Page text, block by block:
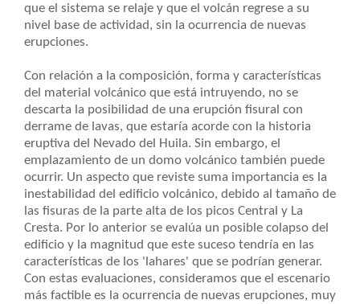
que el sistema se relaje y que el volcán regrese a su
nivel base de actividad, sin la ocurrencia de nuevas
erupciones.
Con relación a la composición, forma y características
del material volcánico que está intruyendo, no se
descarta la posibilidad de una erupción fisural con
derrame de lavas, que estaría acorde con la historia
eruptiva del Nevado del Huila. Sin embargo, el
emplazamiento de un domo volcánico también puede
ocurrir. Un aspecto que reviste suma importancia es la
inestabilidad del edificio volcánico, debido al tamaño de
las fisuras de la parte alta de los picos Central y La
Cresta. Por lo anterior se evalúa un posible colapso del
edificio y la magnitud que este suceso tendría en las
características de los 'lahares' que se podrían generar.
Con estas evaluaciones, consideramos que el escenario
más factible es la ocurrencia de nuevas erupciones, muy